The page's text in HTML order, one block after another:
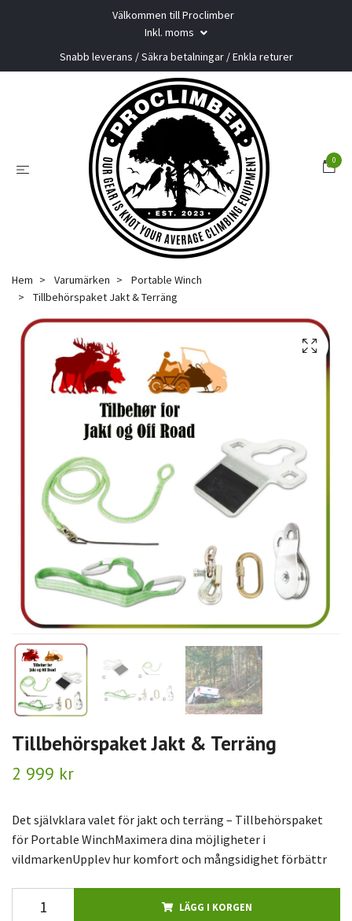
Välkommen till Proclimber
Inkl. moms
Snabb leverans / Säkra betalningar / Enkla returer
0
Hem Varumärken
Portable Winch
Tillbehörspaket Jakt & Terräng
Tillbehörspaket Jakt & Terräng
2 999 kr
Det självklara valet för jakt och terräng – Tillbehörspaket
för Portable WinchMaximera dina möjligheter i
vildmarkenUpplev hur komfort och mångsidighet förbättr
LÄGG I KORGEN